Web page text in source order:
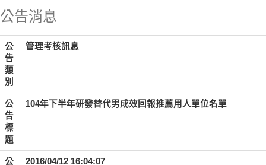
公告消息
公
告
類
別
管理考核訊息
公
告
標
題
104年下半年研發替代男成效回報推薦用人單位名單
公
2016/04/12 16:04:07